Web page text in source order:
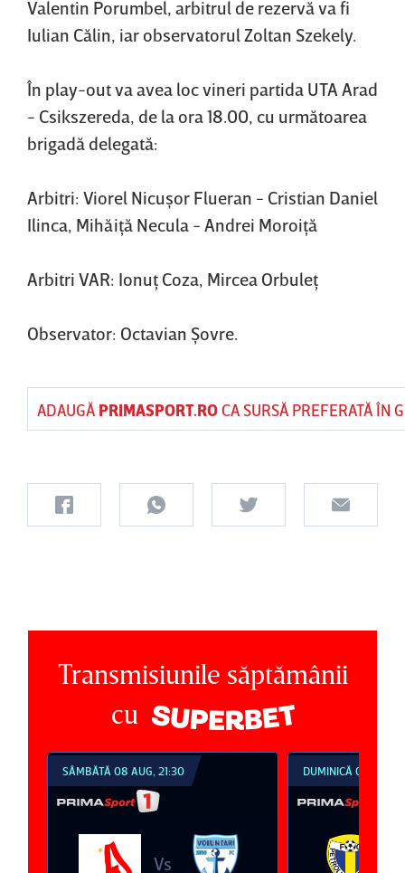
Valentin Porumbel, arbitrul de rezervă va fi
Iulian Călin, iar observatorul Zoltan Szekely.
În play-out va avea loc vineri partida UTA Arad
- Csikszereda, de la ora 18.00, cu următoarea
brigadă delegată:
Arbitri: Viorel Nicuşor Flueran - Cristian Daniel
Ilinca, Mihăiţă Necula - Andrei Moroiţă
Arbitri VAR: Ionuţ Coza, Mircea Orbuleţ
Observator: Octavian Şovre.
ADAUGĂ PRIMASPORT.ROCA SURSĂ PREFERATĂ ÎN
Transmisiunile săptămânii
cu
SÂMBĂTĂ 08 AUG, 21:30
Vs
DUMINICĂ 09 AUG, 18:30